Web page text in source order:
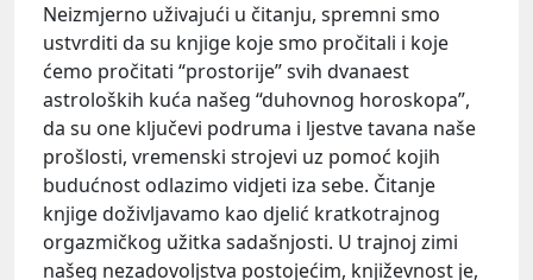
Neizmjerno uživajući u čitanju, spremni smo
ustvrditi da su knjige koje smo pročitali i koje
ćemo pročitati “prostorije” svih dvanaest
astroloških kuća našeg “duhovnog horoskopa”,
da su one ključevi podruma i ljestve tavana naše
prošlosti, vremenski strojevi uz pomoć kojih
budućnost odlazimo vidjeti iza sebe. Čitanje
knjige doživljavamo kao djelić kratkotrajnog
orgazmičkog užitka sadašnjosti. U trajnoj zimi
našeg nezadovoljstva postojećim, književnost je,